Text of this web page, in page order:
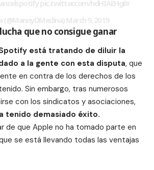
que no consigue ganar
está tratando de diluir la
a la gente con esta disputa, que
en contra de los derechos de los
Sin embargo, tras numerosos
con los sindicatos y asociaciones,
tenido demasiado éxito.
de que Apple no ha tomado parte en
se está llevando todas las ventajas